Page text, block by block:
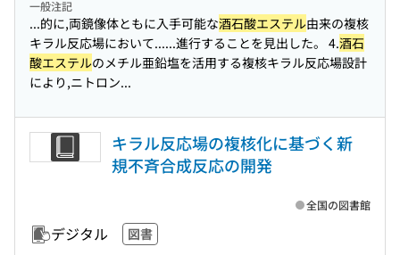
一般注記
...的に,両鏡像体ともに入手可能な酒石酸エステル由来の複核
キラル反応場において......進行することを見出した。 4.酒石
酸エステルのメチル亜鉛塩を活用する複核キラル反応場設計
により,ニトロン...
キラル反応場の複核化に基づく新
規不斉合成反応の開発
デジタル 図書
全国の図書館